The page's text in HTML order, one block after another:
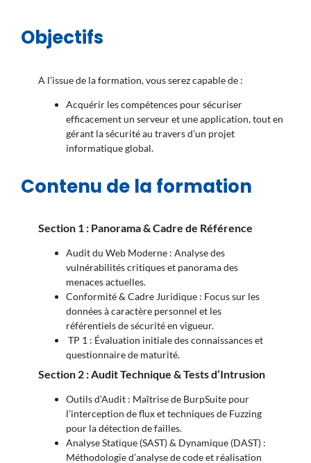
Objectifs
A l’issue de la formation, vous serez capable de :
Acquérir les compétences pour sécuriser
efficacement un serveur et une application, tout en
gérant la sécurité au travers d’un projet
informatique global.
Contenu de la formation
Section 1 : Panorama & Cadre de Référence
Audit du Web Moderne : Analyse des
vulnérabilités critiques et panorama des
menaces actuelles.
Conformité & Cadre Juridique : Focus sur les
données à caractère personnel et les
référentiels de sécurité en vigueur.
TP 1 : Évaluation initiale des connaissances et
questionnaire de maturité.
Section 2 : Audit Technique & Tests d’Intrusion
Outils d’Audit : Maîtrise de BurpSuite pour
l’interception de flux et techniques de Fuzzing
pour la détection de failles.
Analyse Statique (SAST) & Dynamique (DAST) :
Méthodologie d’analyse de code et réalisation